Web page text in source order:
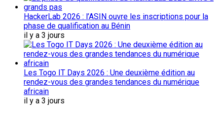
HackerLab 2026 : l’ASIN ouvre les inscriptions pour la
phase de qualification au Bénin
il y a 3 jours
Les Togo IT Days 2026 : Une deuxième édition au
rendez-vous des grandes tendances du numérique
africain
il y a 3 jours